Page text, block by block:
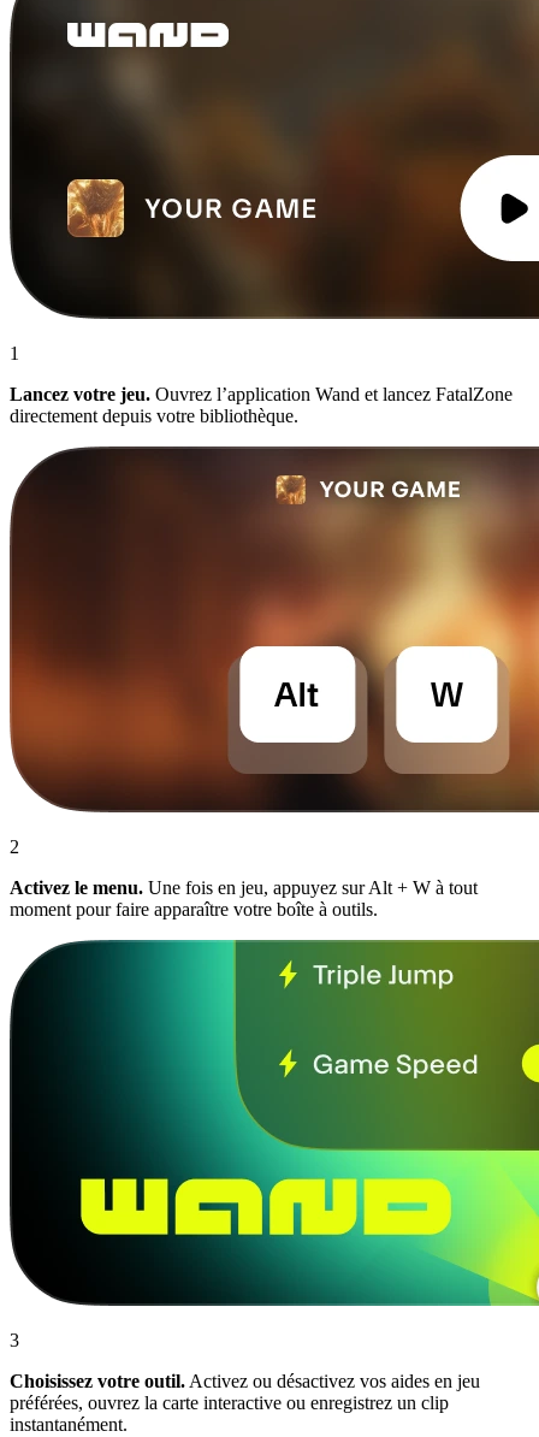
1
Lancez votre jeu. Ouvrez l’application Wand et lancez FatalZone
directement depuis votre bibliothèque.
2
Activez le menu. Une fois en jeu, appuyez sur Alt + W à tout
moment pour faire apparaître votre boîte à outils.
3
Choisissez votre outil. Activez ou désactivez vos aides en jeu
préférées, ouvrez la carte interactive ou enregistrez un clip
instantanément.